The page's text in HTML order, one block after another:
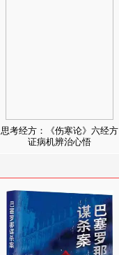
思考经方：《伤寒论》六经方
证病机辨治心悟